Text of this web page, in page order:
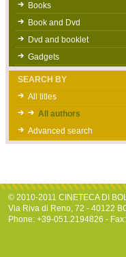
Books
Book and Dvd
Dvd and booklet
Gadgets
SEARCH BY
All titles
All authors
Advanced search
© 2010-2011 CINETECA DI
Via Riva di Reno, 72 - 40122
Phone: +39-051.2194826 -